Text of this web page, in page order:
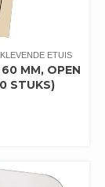
ETUIS
MM, OPEN
STUKS)